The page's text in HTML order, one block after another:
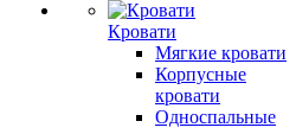
Кровати
Мягкие кровати
Корпусные
кровати
Односпальные